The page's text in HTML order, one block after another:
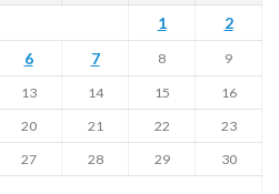
1
2
6 7 8 9
13 14 15
16
20 21 22
23
27 28 29
30